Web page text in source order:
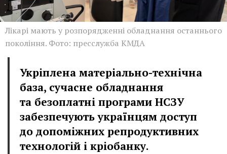
Лікарі мають у розпорядженні обладнання останнього
покоління. Фото: пресслужба КМДА
Укріплена матеріально-технічна
база, сучасне обладнання
та безоплатні програми НСЗУ
забезпечують українцям доступ
до допоміжних репродуктивних
технологій і кріобанку.